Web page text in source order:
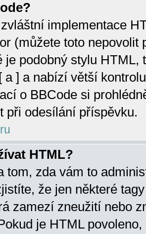
implementace
(můžete toto
je podobný stylu HTML,
a ] a nabízí větší
o BBCode si
při odesílání příspěvku.
HTML?
tom, zda vám to
že jen některé
zamezí zneužití nebo
je HTML